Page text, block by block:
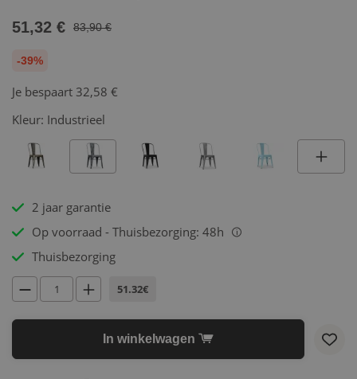
51,32 € 83,90 €
-39%
Je bespaart 32,58 €
Kleur: Industrieel
2 jaar garantie
Op voorraad - Thuisbezorging: 48h
i
Thuisbezorging
51.32€
In winkelwagen